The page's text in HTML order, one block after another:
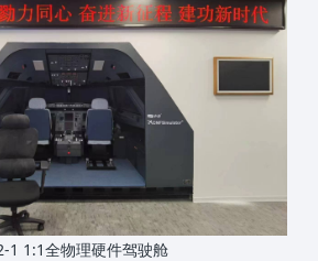
1 1:1全物理硬件驾驶舱